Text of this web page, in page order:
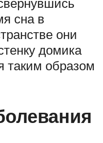
сна в
они
домика
таким образом